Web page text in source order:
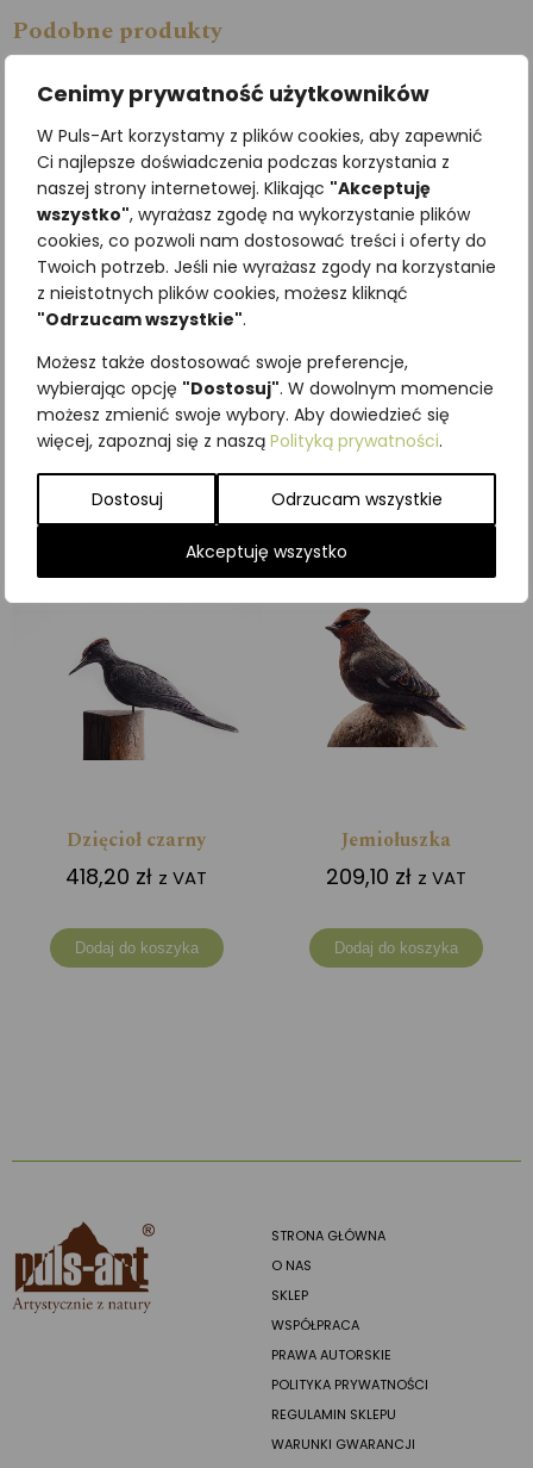
Cenimy prywatność użytkowników
W Puls-Art korzystamy z plików cookies, aby zapewnić
Ci najlepsze doświadczenia podczas korzystania z
naszej strony internetowej. Klikając "Akceptuję
wszystko", wyrażasz zgodę na wykorzystanie plików
cookies, co pozwoli nam dostosować treści i oferty do
Twoich potrzeb. Jeśli nie wyrażasz zgody na korzystanie
z nieistotnych plików cookies, możesz kliknąć
"Odrzucam wszystkie".
Możesz także dostosować swoje preferencje,
wybierając opcję "Dostosuj". W dowolnym momencie
możesz zmienić swoje wybory. Aby dowiedzieć się
więcej, zapoznaj się z naszą Polityką prywatności.
Dostosuj Odrzucam wszystkie
Akceptuję wszystko
Podobne produkty
Sójka
430,50zł z VAT
Sokół wędrowny
934,80 zł z VAT
Dzięcioł czarny
418,20 zł z VAT
Dodaj do koszyka
Jemiołuszka
209,10 zł z VAT
Dodaj do koszyka
STRONA GŁÓWNA
O NAS
SKLEP
WSPÓŁPRACA
PRAWA AUTORSKIE
POLITYKA PRYWATNOŚCI
REGULAMIN SKLEPU
WARUNKI GWARANCJI